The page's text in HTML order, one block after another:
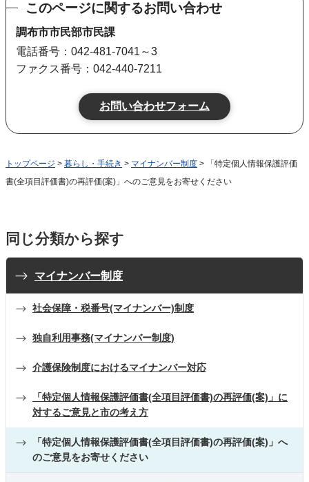
このページに関するお問い合わせ
調布市市民部市民課
電話番号：042-481-7041～3
ファクス番号：042-440-7211
トップページ > 暮らし・手続き > マイナンバー制度 > 「特定個人情報保護評価
書(全項目評価書)の再評価(案)」へのご意見をお寄せください
同じ分類から探す
マイナンバー制度
社会保障・税番号(マイナンバー)制度
独自利用事務(マイナンバー制度)
介護保険制度におけるマイナンバー対応
「特定個人情報保護評価書(全項目評価書)の再評価(案)」に
対するご意見と市の考え方
「特定個人情報保護評価書(全項目評価書)の再評価(案)」へ
のご意見をお寄せください